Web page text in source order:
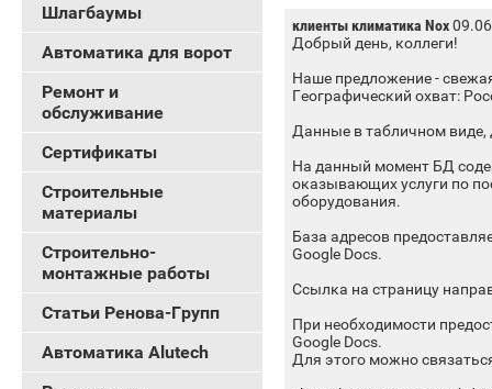
Шлагбаумы
Автоматика для ворот
Ремонт и
обслуживание
Сертификаты
Строительные
материалы
Строительно-
монтажные работы
Статьи Ренова-Групп
Автоматика Alutech
клиенты климатика Nox
Добрый день, коллеги!
Наше предложение -
Географический охват:
Данные в табличном виде,
На данный момент БД
оказывающих услуги по
оборудования.
База адресов
Google Docs.
Ссылка на страницу
При необходимости
Google Docs.
Для этого можно